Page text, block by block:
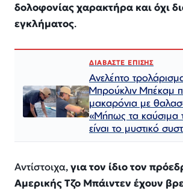
δολοφονίας χαρακτήρα και όχι
εγκλήματος.
ΔΙΑΒΑΣΤΕ ΕΠΙΣΗΣ
Ανελέητο
Μπρούκλιν Μπέκαμ
μακαρόνια με
«Μήπως τα καύσιμα
είναι το μυστικό
Αντίστοιχα,για τον ίδιο τον
Αμερικής Τζο Μπάιντεν έχουν